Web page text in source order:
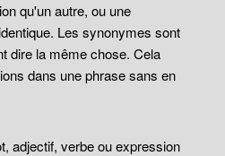
qu'un autre, ou une
Les synonymes sont
dire la même chose. Cela
dans une phrase sans en
adjectif, verbe ou expression